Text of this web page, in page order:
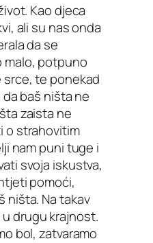
Kao djeca
ali su nas onda
da se
malo, potpuno
srce, te ponekad
baš ništa ne
zaista ne
o strahovitim
nam puni tuge i
svoja iskustva,
pomoći,
ništa. Na takav
drugu krajnost.
bol, zatvaramo